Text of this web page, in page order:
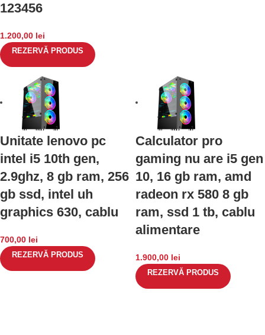
123456
1.200,00 lei
REZERVĂ PRODUS
Unitate lenovo pc
intel i5 10th gen,
2.9ghz, 8 gb ram, 256
gb ssd, intel uh
graphics 630, cablu
700,00 lei
REZERVĂ PRODUS
Calculator pro
gaming nu are i5 gen
10, 16 gb ram, amd
radeon rx 580 8 gb
ram, ssd 1 tb, cablu
alimentare
1.900,00 lei
REZERVĂ PRODUS